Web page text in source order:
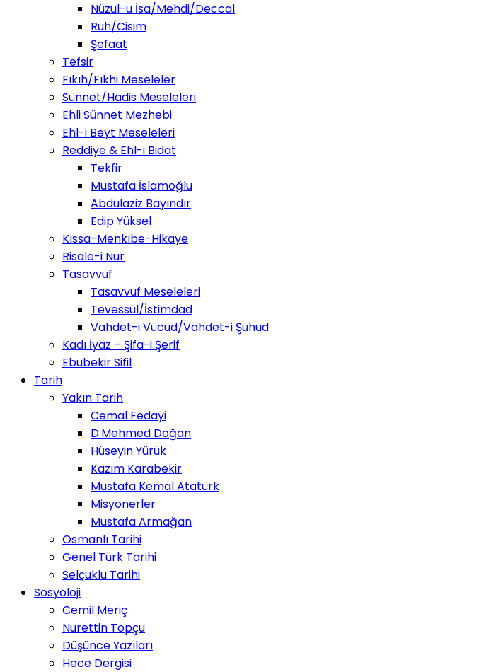
Nüzul-u İsa/Mehdi/Deccal
Ruh/Cisim
Şefaat
Tefsir
Fıkıh/Fıkhi Meseleler
Sünnet/Hadis Meseleleri
Ehli Sünnet Mezhebi
Ehl-i Beyt Meseleleri
Reddiye & Ehl-i Bidat
Tekfir
Mustafa İslamoğlu
Abdulaziz Bayındır
Edip Yüksel
Kıssa-Menkıbe-Hikaye
Risale-i Nur
Tasavvuf
Tasavvuf Meseleleri
Tevessül/İstimdad
Vahdet-i Vücud/Vahdet-i Şuhud
Kadı İyaz – Şifa-i Şerif
Ebubekir Sifil
Tarih
Yakın Tarih
Cemal Fedayi
D.Mehmed Doğan
Hüseyin Yürük
Kazım Karabekir
Mustafa Kemal Atatürk
Misyonerler
Mustafa Armağan
Osmanlı Tarihi
Genel Türk Tarihi
Selçuklu Tarihi
Sosyoloji
Cemil Meriç
Nurettin Topçu
Düşünce Yazıları
Hece Dergisi